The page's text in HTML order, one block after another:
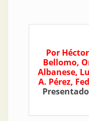
Por
Bellomo,
Albanese,
A. Pérez,